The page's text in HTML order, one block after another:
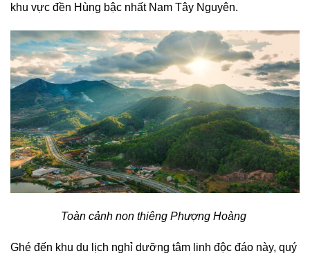
khu vực đền Hùng bậc nhất Nam Tây Nguyên.
Toàn cảnh non thiêng Phượng Hoàng
Ghé đến khu du lịch nghỉ dưỡng tâm linh độc đáo này, quý